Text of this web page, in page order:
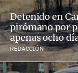
Detenido en
pirómano por
apenas ocho
REDACCIÓN